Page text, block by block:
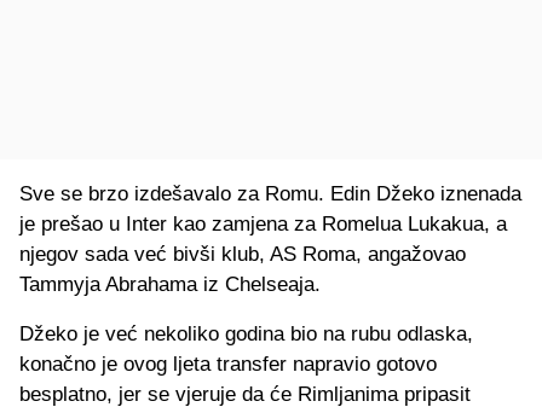
Sve se brzo izdešavalo za Romu. Edin Džeko iznenada
je prešao u Inter kao zamjena za Romelua Lukakua, a
njegov sada već bivši klub, AS Roma, angažovao
Tammyja Abrahama iz Chelseaja.
Džeko je već nekoliko godina bio na rubu odlaska,
konačno je ovog ljeta transfer napravio gotovo
besplatno, jer se vjeruje da će Rimljanima pripasit